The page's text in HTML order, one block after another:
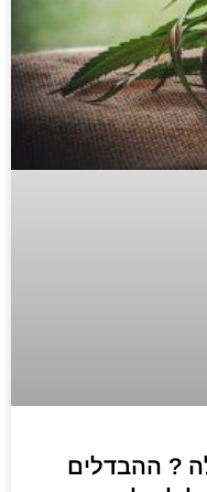
? ההבדלים